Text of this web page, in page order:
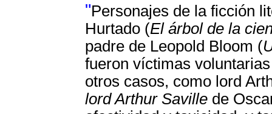
"Personajes de la ficción
Hurtado (El árbol de la
padre de Leopold Bloom (
fueron víctimas
otros casos, como lord
lord Arthur Saville de